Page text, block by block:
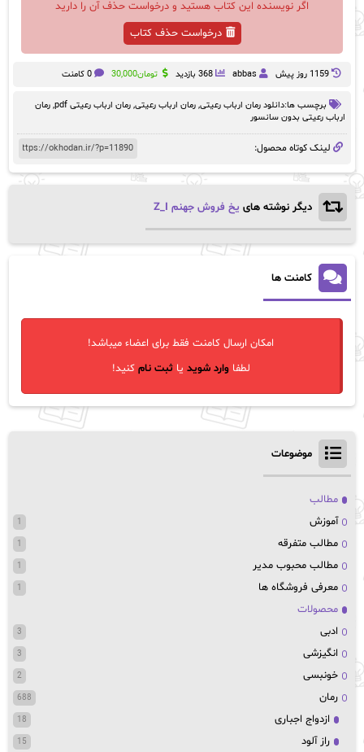
اگر نویسنده این کتاب هستید و درخواست حذف آن را دارید
درخواست حذف کتاب
1159 روز پيش abbas 368 بازدید تومان30,000 0 کامنت
برچسب ها:دانلود رمان ارباب رعیتی, رمان ارباب رعیتی, رمان ارباب رعیتی pdf , رمان
ارباب رعیتی بدون سانسور
لینک کوتاه محصول:
دیگر نوشته های یخ فروش جهنم Z_I
کامنت ها
امکان ارسال کامنت فقط برای اعضاء میباشد!
لطفاوارد شوید یاثبت نام کنید!
موضوعات
مطالب
آموزش
1
مطالب متفرقه 1
مطالب محبوب مدیر 1
معرفی فروشگاه ها 1
محصولات
ادبی
3
انگیزشی 3
خونبسی 2
رمان 688
ازدواج اجباری 18
راز آلود 15